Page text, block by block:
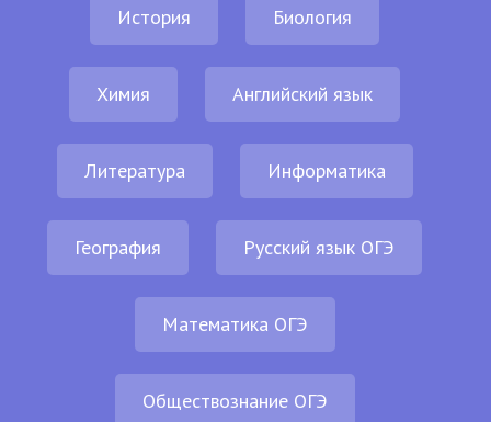
История Биология
Химия Английский язык
Литература Информатика
География Русский язык ОГЭ
Математика ОГЭ
Обществознание ОГЭ